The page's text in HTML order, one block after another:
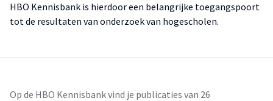
HBO Kennisbank is hierdoor een belangrijke toegangspoort
tot de resultaten van onderzoek van hogescholen.
Op de HBO Kennisbank vind je publicaties van 26